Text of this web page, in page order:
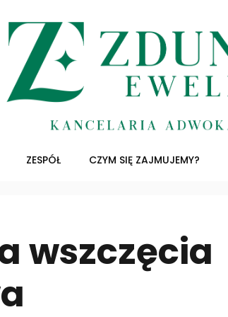
ZESPÓŁ CZYM SIĘ ZAJMUJEMY?
wszczęcia